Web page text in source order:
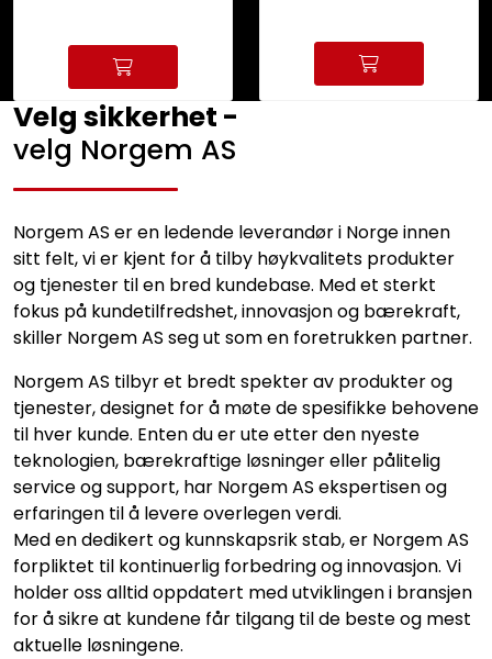
Med en dedikert og kunnskapsrik stab, er Norgem AS
forpliktet til kontinuerlig forbedring og innovasjon. Vi
holder oss alltid oppdatert med utviklingen i bransjen
for å sikre at kundene får tilgang til de beste og mest
aktuelle løsningene.
Velg sikkerhet -
velg Norgem AS
Norgem AS er en ledende leverandør i Norge innen
sitt felt, vi er kjent for å tilby høykvalitets produkter
og tjenester til en bred kundebase. Med et sterkt
fokus på kundetilfredshet, innovasjon og bærekraft,
skiller Norgem AS seg ut som en foretrukken partner.
Norgem AS tilbyr et bredt spekter av produkter og
tjenester, designet for å møte de spesifikke behovene
til hver kunde. Enten du er ute etter den nyeste
teknologien, bærekraftige løsninger eller pålitelig
service og support, har Norgem AS ekspertisen og
erfaringen til å levere overlegen verdi.